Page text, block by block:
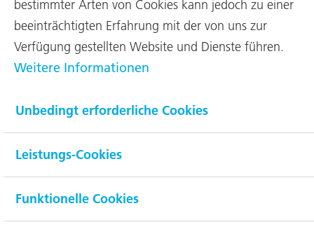
Downloads
bestimmter Arten von Cookies kann jedoch zu einer
beeinträchtigten Erfahrung mit der von uns zur
Verfügung gestellten Website und Dienste führen.
Weitere Informationen
Unbedingt erforderliche Cookies
Leistungs-Cookies
Funktionelle Cookies